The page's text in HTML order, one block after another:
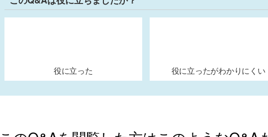
役に立った 役に立ったがわかりにくい